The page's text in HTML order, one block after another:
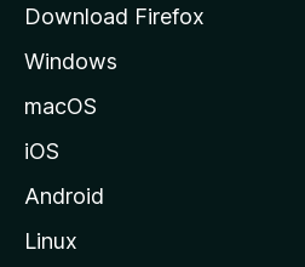
g
i
Download Firefox
Windows
macOS
iOS
Android
Linux